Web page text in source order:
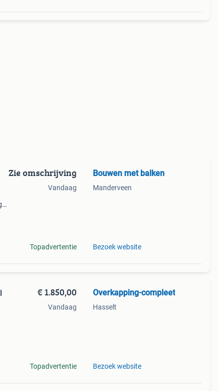
Zie omschrijving
Vandaag
Topadvertentie
Bouwen met balken
Manderveen
Bezoek website
€ 1.850,00
Vandaag
Topadvertentie
Overkapping-compleet
Hasselt
Bezoek website